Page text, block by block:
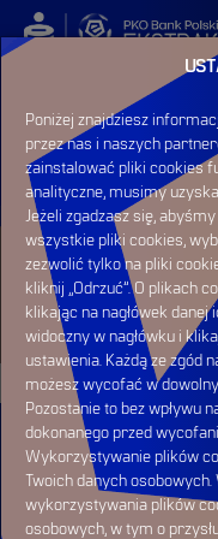
Poniżej znajdziesz
przez nas i naszych
zainstalować pliki cookies
analityczne, musimy
Jeżeli zgadzasz się,
wszystkie pliki cookies,
zezwolić tylko na pliki
kliknij „Odrzuć”. O plikach
klikając na nagłówek
widoczny w nagłówku i
ustawienia. Każdą ze zgód
możesz wycofać w
Pozostanie to bez wpływu
dokonanego przed
Wykorzystywanie plików
Twoich danych
wykorzystywania plików
osobowych, w tym o